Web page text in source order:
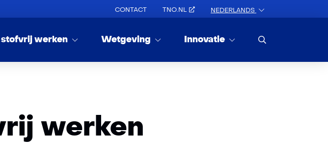
CONTACT TNO.NL NEDERLANDS
stofvrij werken Wetgeving Innovatie
werken